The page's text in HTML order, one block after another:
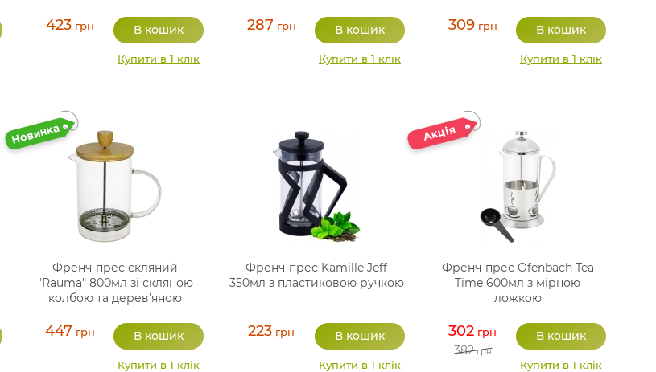
423 грн
Купити в 1 клік
287 грн
Купити в 1 клік
309грн
Купити в 1 клік
Френч-прес скляний
"Rauma" 800мл зі скляною
колбою та дерев'яною
447 грн
Купити в 1 клік
Френч-прес Kamille Jeff
350мл з пластиковою ручкою
223 грн
Купити в 1 клік
Френч-прес Ofenbach Tea
Time 600мл з мірною
ложкою
302 грн
382грн
Купити в 1 клік